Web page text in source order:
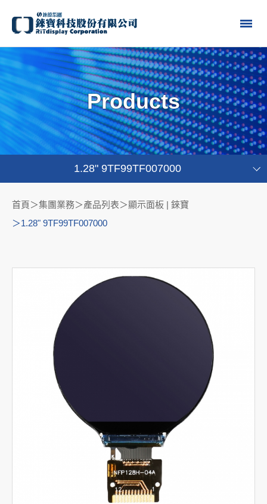
Products
1.28" 9TF99TF007000
首頁 集團業務＞產品列表
顯示面板 | 錸寶
1.28" 9TF99TF007000